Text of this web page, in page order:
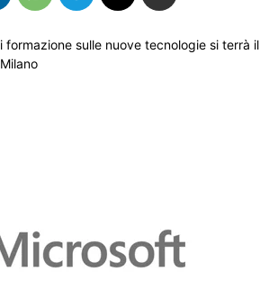
formazione sulle nuove tecnologie si terrà il